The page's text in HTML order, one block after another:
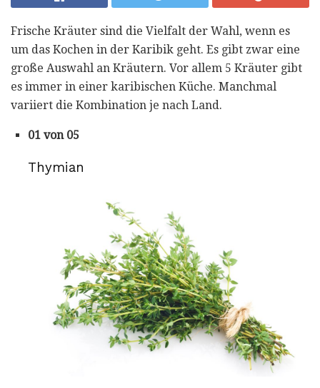
Frische Kräuter sind die Vielfalt der Wahl, wenn es
um das Kochen in der Karibik geht. Es gibt zwar eine
große Auswahl an Kräutern. Vor allem 5 Kräuter gibt
es immer in einer karibischen Küche. Manchmal
variiert die Kombination je nach Land.
01 von 05
Thymian